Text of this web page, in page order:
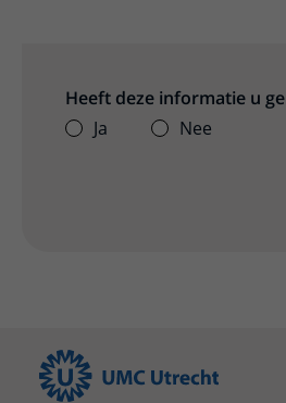
Heeft deze informatie u
Ja
Nee